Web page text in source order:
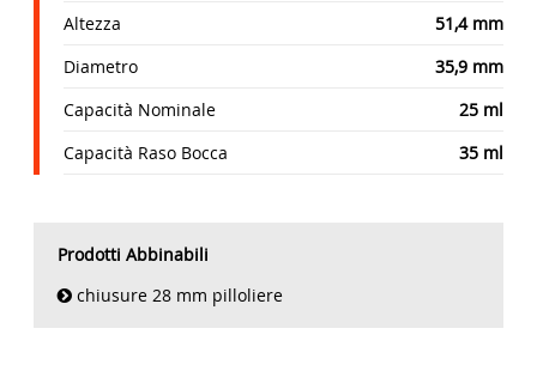
Altezza
51,4 mm
Diametro
35,9 mm
Capacità Nominale
25 ml
Capacità Raso Bocca
35 ml
Prodotti Abbinabili
chiusure 28 mm pilloliere